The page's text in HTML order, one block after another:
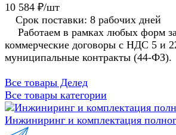
10 584 ₽/шт
Срок поставки: 8 рабочих дней
Работаем в рамках любых форм
коммерческие договоры с НДС 5 и
муниципальные контракты (44-ФЗ).
Все товары Делед
Все товары категории
Инжиниринг и комплектация